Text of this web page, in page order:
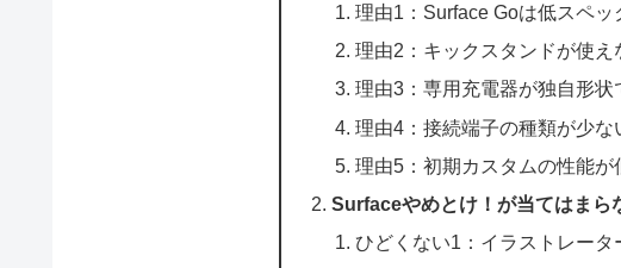
理由1：Surface Goは低スペッ
理由2：キックスタンドが使え
理由3：専用充電器が独自形状
理由4：接続端子の種類が少な
理由5：初期カスタムの性能が
Surfaceやめとけ！が当てはまら
ひどくない1：イラストレータ